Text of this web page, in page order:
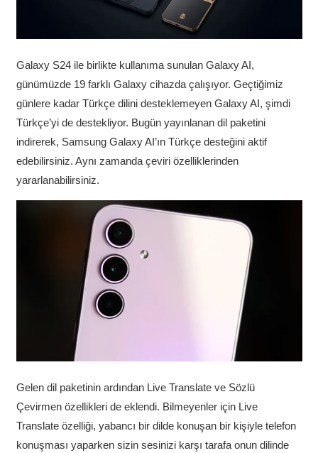
Galaxy S24 ile birlikte kullanıma sunulan Galaxy AI,
günümüzde 19 farklı Galaxy cihazda çalışıyor. Geçtiğimiz
günlere kadar Türkçe dilini desteklemeyen Galaxy AI, şimdi
Türkçe’yi de destekliyor. Bugün yayınlanan dil paketini
indirerek, Samsung Galaxy AI’ın Türkçe desteğini aktif
edebilirsiniz. Aynı zamanda çeviri özelliklerinden
yararlanabilirsiniz.
Gelen dil paketinin ardından Live Translate ve Sözlü
Çevirmen özellikleri de eklendi. Bilmeyenler için Live
Translate özelliği, yabancı bir dilde konuşan bir kişiyle telefon
konuşması yaparken sizin sesinizi karşı tarafa onun dilinde